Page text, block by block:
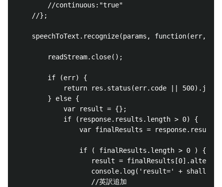
        //continuous:"true"
    //};
speechToText.recognize(params, function(err,
        readStream.close();
        if (err) {
return res.status(err.code ||
        } else {
            var result = {};
            if (response.results.length > 0) {
var finalResults =
                if ( finalResults.length > 0 ) {
result =
console.log('result=' +
                   //英訳追加